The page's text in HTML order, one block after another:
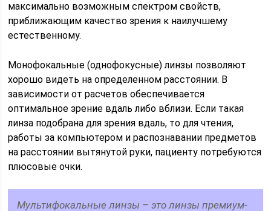
максимально возможным спектром свойств,
приближающим качество зрения к наилучшему
естественному.
Монофокальные (однофокусные) линзы позволяют
хорошо видеть на определенном расстоянии. В
зависимости от расчетов обеспечивается
оптимальное зрение вдаль либо вблизи. Если такая
линза подобрана для зрения вдаль, то для чтения,
работы за компьютером и распознавании предметов
на расстоянии вытянутой руки, пациенту потребуются
плюсовые очки.
Мультифокальные линзы – это линзы премиум-